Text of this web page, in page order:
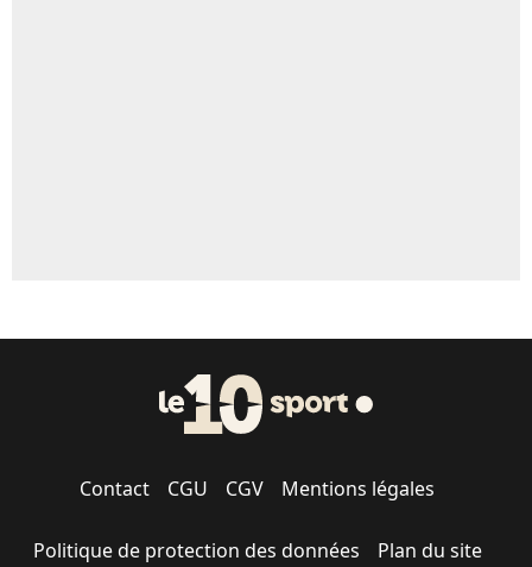
Contact CGU CGV Mentions légales
Politique de protection des données Plan du site